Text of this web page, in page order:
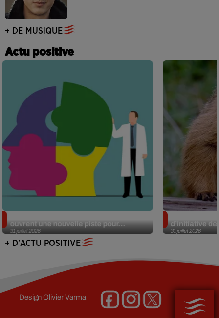
+ DE MUSIQUE
Actu positive
31 juillet 2026
ouvrent une nouvelle piste pour...
31 juillet 2026
d’initiative
+ D'ACTU POSITIVE
DesignOlivier Varma